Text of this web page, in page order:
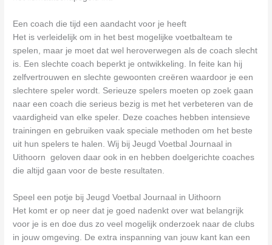
Een coach die tijd een aandacht voor je heeft
Het is verleidelijk om in het best mogelijke voetbalteam te
spelen, maar je moet dat wel heroverwegen als de coach slecht
is. Een slechte coach beperkt je ontwikkeling. In feite kan hij
zelfvertrouwen en slechte gewoonten creëren waardoor je een
slechtere speler wordt. Serieuze spelers moeten op zoek gaan
naar een coach die serieus bezig is met het verbeteren van de
vaardigheid van elke speler. Deze coaches hebben intensieve
trainingen en gebruiken vaak speciale methoden om het beste
uit hun spelers te halen. Wij bij Jeugd Voetbal Journaal in
Uithoorn geloven daar ook in en hebben doelgerichte coaches
die altijd gaan voor de beste resultaten.
Speel een potje bij Jeugd Voetbal Journaal in Uithoorn
Het komt er op neer dat je goed nadenkt over wat belangrijk
voor je is en doe dus zo veel mogelijk onderzoek naar de clubs
in jouw omgeving. De extra inspanning van jouw kant kan een